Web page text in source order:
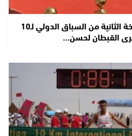
الدشيرة تحتضن النسخة الثانية من السباق الدولي لـ10
القبطان لحسن…